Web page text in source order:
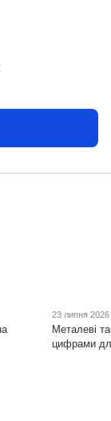
23 липня 2026
Металеві
цифрами